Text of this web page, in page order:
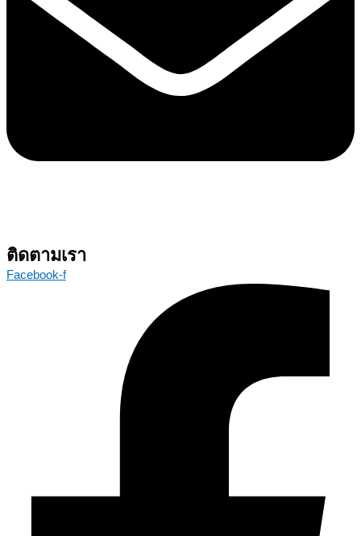
ติดตามเรา
Facebook-f